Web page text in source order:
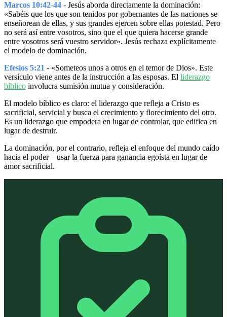
Marcos 10:42-44 - Jesús aborda directamente la dominación:
«Sabéis que los que son tenidos por gobernantes de las naciones se
enseñorean de ellas, y sus grandes ejercen sobre ellas potestad. Pero
no será así entre vosotros, sino que el que quiera hacerse grande
entre vosotros será vuestro servidor». Jesús rechaza explícitamente
el modelo de dominación.
Efesios 5:21 - «Someteos unos a otros en el temor de Dios». Este
versículo viene antes de la instrucción a las esposas. El liderazgo
bíblico involucra sumisión mutua y consideración.
El modelo bíblico es claro: el liderazgo que refleja a Cristo es
sacrificial, servicial y busca el crecimiento y florecimiento del otro.
Es un liderazgo que empodera en lugar de controlar, que edifica en
lugar de destruir.
La dominación, por el contrario, refleja el enfoque del mundo caído
hacia el poder—usar la fuerza para ganancia egoísta en lugar de
amor sacrificial.